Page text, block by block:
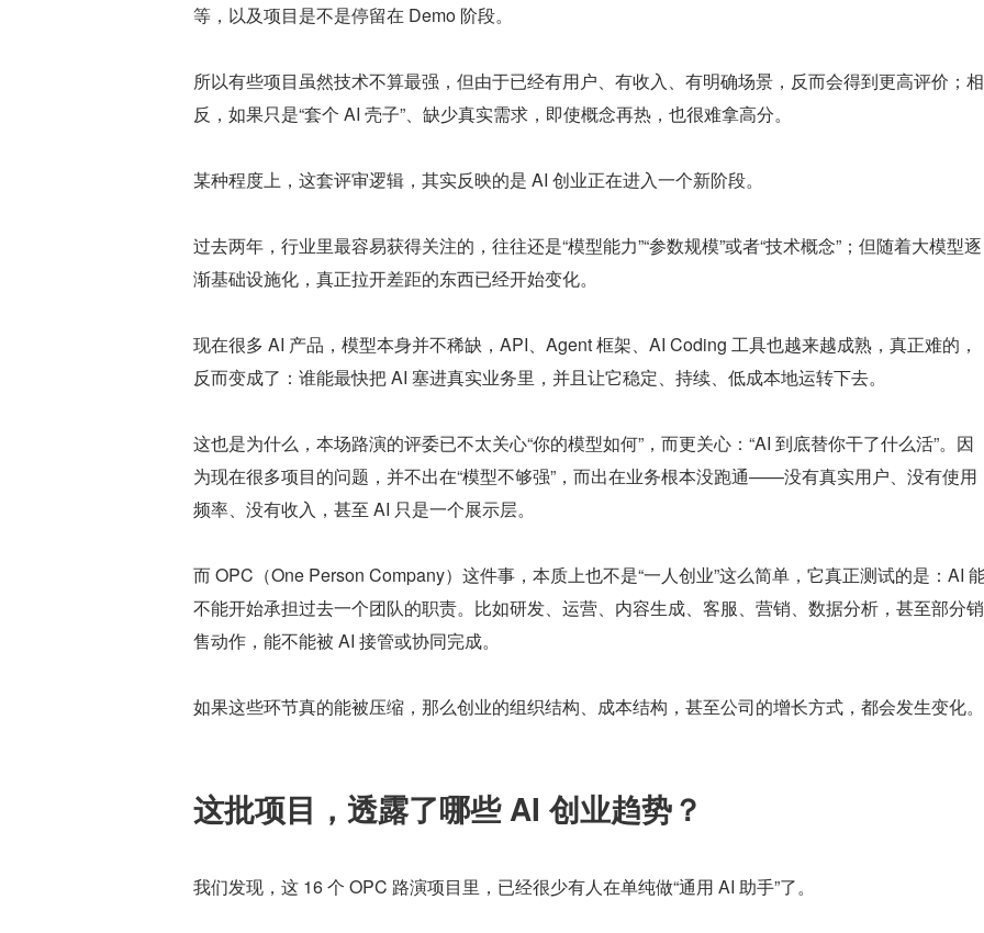
等，以及项目是不是停留在 Demo 阶段。
所以有些项目虽然技术不算最强，但由于已经有用户、有收入、有明确场景，反而会得到更高评价；相
反，如果只是“套个 AI 壳子”、缺少真实需求，即使概念再热，也很难拿高分。
某种程度上，这套评审逻辑，其实反映的是 AI 创业正在进入一个新阶段。
过去两年，行业里最容易获得关注的，往往还是“模型能力”“参数规模”或者“技术概念”；但随着大模型逐
渐基础设施化，真正拉开差距的东西已经开始变化。
现在很多 AI 产品，模型本身并不稀缺，API、Agent 框架、AI Coding 工具也越来越成熟，真正难的，
反而变成了：谁能最快把 AI 塞进真实业务里，并且让它稳定、持续、低成本地运转下去。
这也是为什么，本场路演的评委已不太关心“你的模型如何”，而更关心：“AI 到底替你干了什么活”。因
为现在很多项目的问题，并不出在“模型不够强”，而出在业务根本没跑通——没有真实用户、没有使用
频率、没有收入，甚至 AI 只是一个展示层。
而 OPC（One Person Company）这件事，本质上也不是“一人创业”这么简单，它真正测试的是：AI
不能开始承担过去一个团队的职责。比如研发、运营、内容生成、客服、营销、数据分析，甚至部分销
售动作，能不能被 AI 接管或协同完成。
如果这些环节真的能被压缩，那么创业的组织结构、成本结构，甚至公司的增长方式，都会发生变化。
这批项目，透露了哪些 AI 创业趋势？
我们发现，这 16 个 OPC 路演项目里，已经很少有人在单纯做“通用 AI 助手”了。